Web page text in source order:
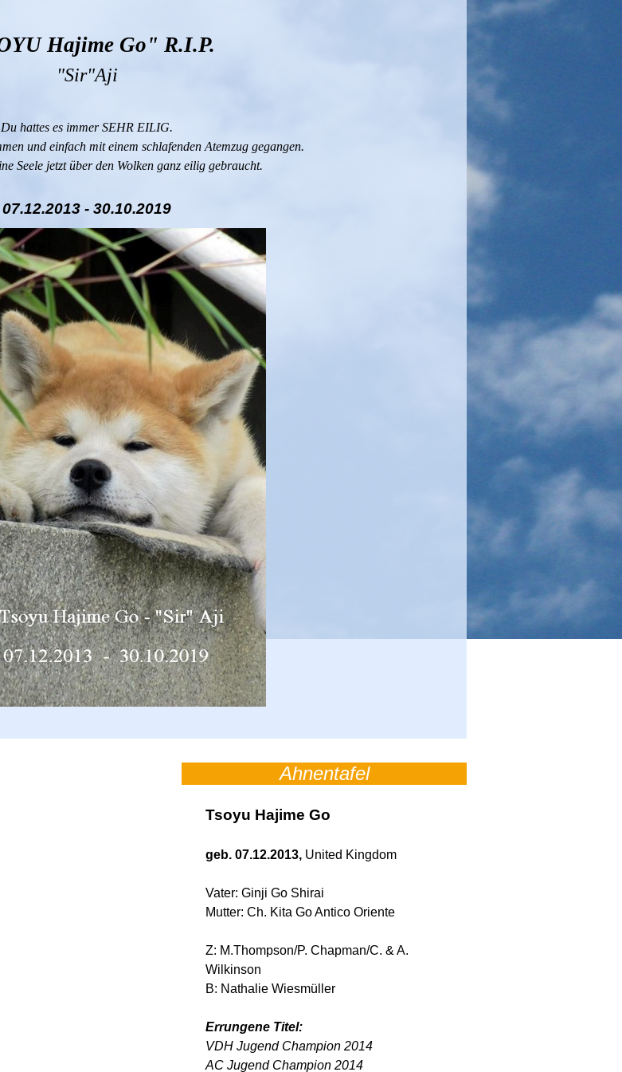
Hajime Go" R.I.P.
"Sir"Aji
Du hattes es immer SEHR EILIG.
und einfach mit einem schlafenden Atemzug gegangen.
Seele jetzt über den Wolken ganz eilig gebraucht.
07.12.2013 - 30.10.2019
Ahnentafel
Tsoyu Hajime Go
geb. 07.12.2013, United Kingdom
Vater: Ginji Go Shirai
Mutter: Ch. Kita Go Antico Oriente
Z: M.Thompson/P. Chapman/C. & A.
Wilkinson
B: Nathalie Wiesmüller
Errungene Titel:
VDH Jugend Champion 2014
AC Jugend Champion 2014